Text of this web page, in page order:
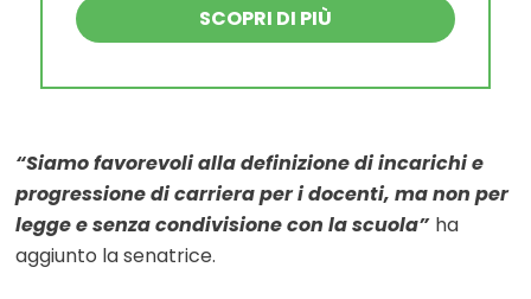
SCOPRI DI PIÙ
“Siamo favorevoli alla definizione di incarichi e
progressione di carriera per i docenti, ma non per
legge e senza condivisione con la scuola” ha
aggiunto la senatrice.